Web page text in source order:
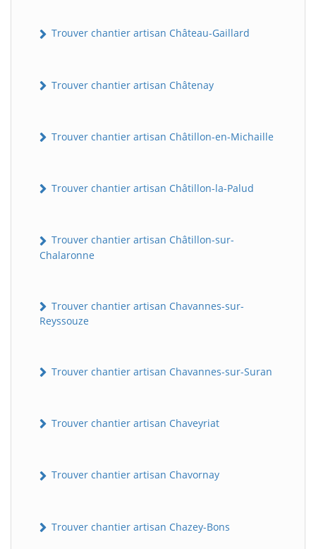
Trouver chantier artisan Château-Gaillard
Trouver chantier artisan Châtenay
Trouver chantier artisan Châtillon-en-Michaille
Trouver chantier artisan Châtillon-la-Palud
Trouver chantier artisan Châtillon-sur-
Chalaronne
Trouver chantier artisan Chavannes-sur-
Reyssouze
Trouver chantier artisan Chavannes-sur-Suran
Trouver chantier artisan Chaveyriat
Trouver chantier artisan Chavornay
Trouver chantier artisan Chazey-Bons